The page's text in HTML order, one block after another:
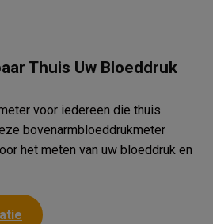
Thuis Uw Bloeddruk
voor iedereen die thuis
bovenarmbloeddrukmeter
het meten van uw bloeddruk en